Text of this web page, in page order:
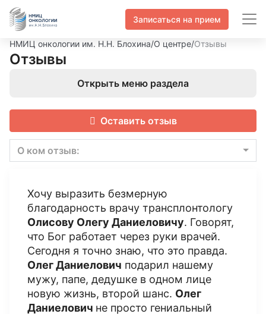
Записаться на прием
НМИЦ онкологии им. Н.Н. Блохина/О центре/Отзывы
Отзывы
Открыть меню раздела
Оставить отзыв
О ком отзыв:
Хочу выразить безмерную
благодарность врачу трансплонтологу
Олисову Олегу Даниеловичу. Говорят,
что Бог работает через руки врачей.
Сегодня я точно знаю, что это правда.
Олег Даниелович подарил нашему
мужу, папе, дедушке в одном лице
новую жизнь, второй шанс. Олег
Даниелович не просто гениальный